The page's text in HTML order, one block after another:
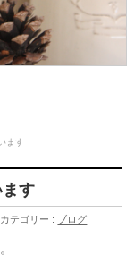
ます
す
カテゴリー : ブログ